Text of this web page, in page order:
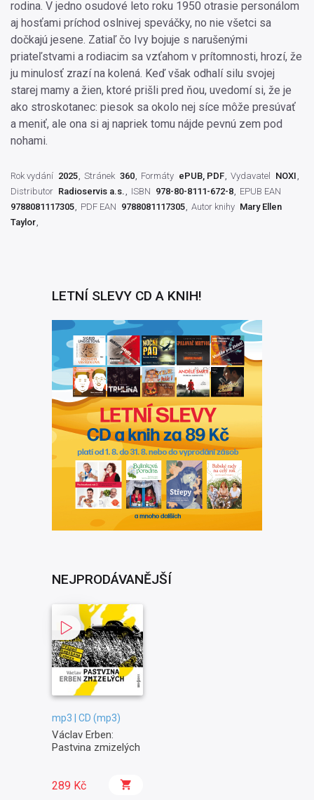
rodina. V jedno osudové leto roku 1950 otrasie personálom
aj hosťami príchod oslnivej speváčky, no nie všetci sa
dočkajú jesene. Zatiaľ čo Ivy bojuje s narušenými
priateľstvami a rodiacim sa vzťahom v prítomnosti, hrozí, že
ju minulosť zrazí na kolená. Keď však odhalí silu svojej
starej mamy a žien, ktoré prišli pred ňou, uvedomí si, že je
ako stroskotanec: piesok sa okolo nej síce môže presúvať
a meniť, ale ona si aj napriek tomu nájde pevnú zem pod
nohami.
Rok vydání 2025 Stránek 360 Formáty ePUB, PDF Vydavatel NOXI
Distributor Radioservis a.s. ISBN 978-80-8111-672-8
EPUB EAN
9788081117305
PDF EAN 9788081117305 Autor knihy Mary Ellen
Taylor
LETNÍ SLEVY CD A KNIH!
NEJPRODÁVANĚJŠÍ
mp3 | CD (mp3)
Václav Erben:
Pastvina zmizelých
289 Kč